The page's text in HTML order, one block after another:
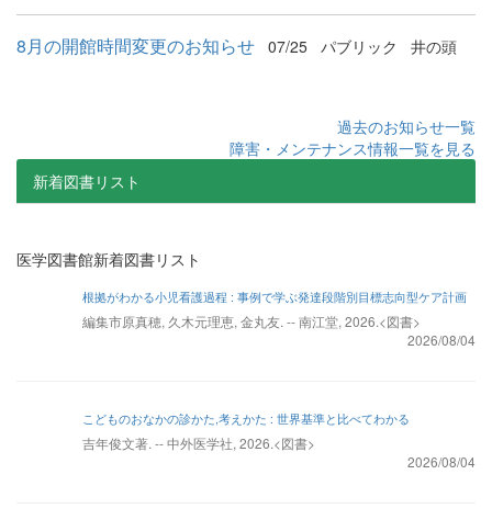
8月の開館時間変更のお知らせ 07/25 パブリック 井の頭
過去のお知らせ一覧
障害・メンテナンス情報一覧を見る
新着図書リスト
医学図書館新着図書リスト
根拠がわかる小児看護過程 : 事例で学ぶ発達段階別目標志向型ケア計画
編集市原真穂, 久木元理恵, 金丸友. -- 南江堂, 2026.<図書>
2026/08/04
こどものおなかの診かた,考えかた : 世界基準と比べてわかる
吉年俊文著. -- 中外医学社, 2026.<図書>
2026/08/04